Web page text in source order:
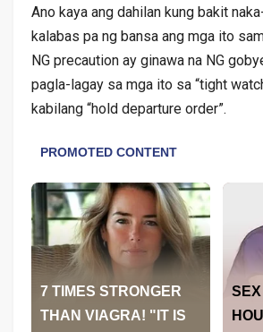
Ano kaya ang dahilan kung bakit
kalabas pa ng bansa ang mga ito
NG precaution ay ginawa na NG
pagla-lagay sa mga ito sa “tight
kabilang “hold departure order”.